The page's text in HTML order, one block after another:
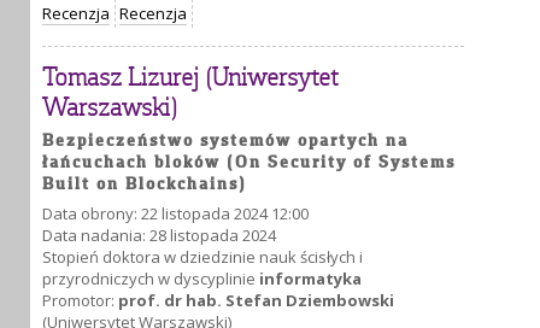
Recenzja Recenzja
Tomasz Lizurej (Uniwersytet
Warszawski)
Bezpieczeństwo systemów opartych na
łańcuchach bloków (On Security of Systems
Built on Blockchains)
Data obrony: 22 listopada 2024 12:00
Data nadania: 28 listopada 2024
Stopień doktora w dziedzinie nauk ścisłych i
przyrodniczych w dyscyplinie informatyka
Promotor: prof. dr hab. Stefan Dziembowski
(Uniwersytet Warszawski)